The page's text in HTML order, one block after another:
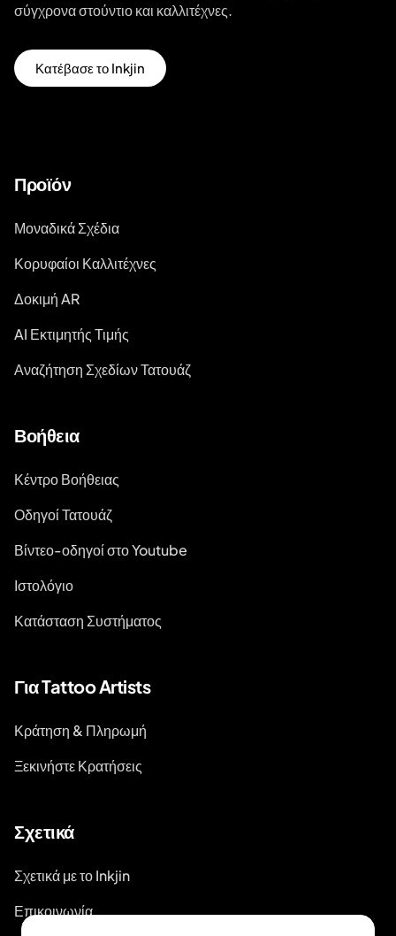
σύγχρονα στούντιο και καλλιτέχνες.
Κατέβασε το Inkjin
Προϊόν
Μοναδικά Σχέδια
Κορυφαίοι Καλλιτέχνες
Δοκιμή AR
AI Εκτιμητής Τιμής
Αναζήτηση Σχεδίων Τατουάζ
Βοήθεια
Κέντρο Βοήθειας
Οδηγοί Τατουάζ
Βίντεο-οδηγοί στο Youtube
Ιστολόγιο
Κατάσταση Συστήματος
Για Tattoo Artists
Κράτηση & Πληρωμή
Ξεκινήστε Κρατήσεις
Σχετικά
Σχετικά με το Inkjin
Επικοινωνία